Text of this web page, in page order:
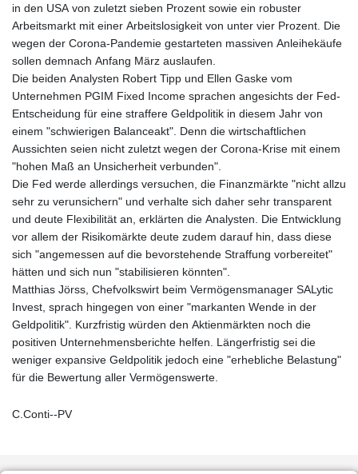
in den USA von zuletzt sieben Prozent sowie ein robuster
Arbeitsmarkt mit einer Arbeitslosigkeit von unter vier Prozent. Die
wegen der Corona-Pandemie gestarteten massiven Anleihekäufe
sollen demnach Anfang März auslaufen.
Die beiden Analysten Robert Tipp und Ellen Gaske vom
Unternehmen PGIM Fixed Income sprachen angesichts der Fed-
Entscheidung für eine straffere Geldpolitik in diesem Jahr von
einem "schwierigen Balanceakt". Denn die wirtschaftlichen
Aussichten seien nicht zuletzt wegen der Corona-Krise mit einem
"hohen Maß an Unsicherheit verbunden".
Die Fed werde allerdings versuchen, die Finanzmärkte "nicht allzu
sehr zu verunsichern" und verhalte sich daher sehr transparent
und deute Flexibilität an, erklärten die Analysten. Die Entwicklung
vor allem der Risikomärkte deute zudem darauf hin, dass diese
sich "angemessen auf die bevorstehende Straffung vorbereitet"
hätten und sich nun "stabilisieren könnten".
Matthias Jörss, Chefvolkswirt beim Vermögensmanager SALytic
Invest, sprach hingegen von einer "markanten Wende in der
Geldpolitik". Kurzfristig würden den Aktienmärkten noch die
positiven Unternehmensberichte helfen. Längerfristig sei die
weniger expansive Geldpolitik jedoch eine "erhebliche Belastung"
für die Bewertung aller Vermögenswerte.
C.Conti--PV